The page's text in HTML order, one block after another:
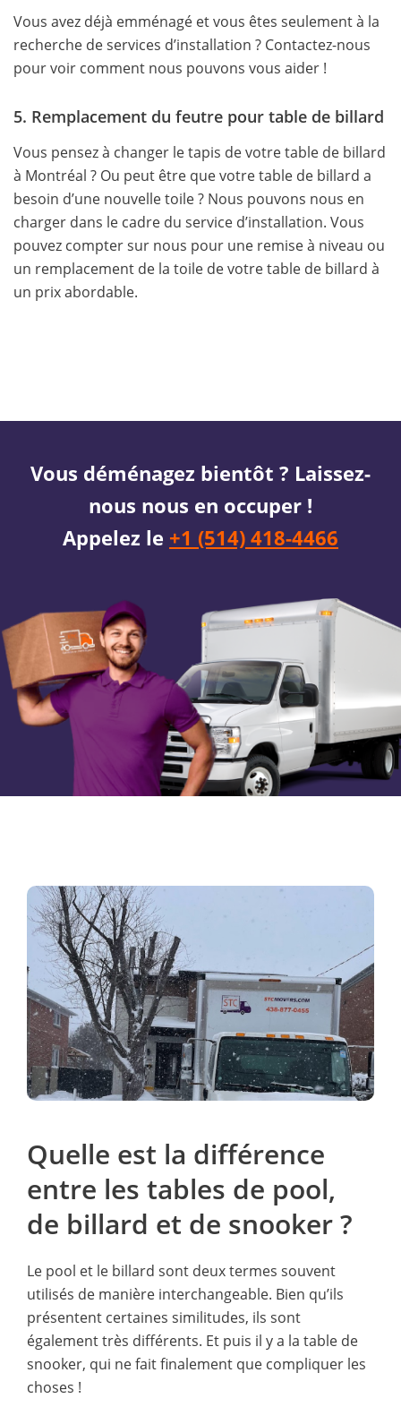
Vous avez déjà emménagé et vous êtes seulement à la
recherche de services d’installation ? Contactez-nous
pour voir comment nous pouvons vous aider !
5. Remplacement du feutre pour table de billard
Vous pensez à changer le tapis de votre table de billard
à Montréal ? Ou peut être que votre table de billard a
besoin d’une nouvelle toile ? Nous pouvons nous en
charger dans le cadre du service d’installation. Vous
pouvez compter sur nous pour une remise à niveau ou
un remplacement de la toile de votre table de billard à
un prix abordable.
Vous déménagez bientôt ? Laissez-
nous nous en occuper !
Appelez le +1 (514) 418-4466
Quelle est la différence
entre les tables de pool,
de billard et de snooker ?
Le pool et le billard sont deux termes souvent
utilisés de manière interchangeable. Bien qu’ils
présentent certaines similitudes, ils sont
également très différents. Et puis il y a la table de
snooker, qui ne fait finalement que compliquer les
choses !